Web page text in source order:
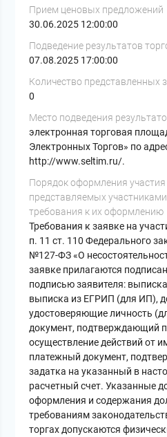
Прием ценовых предложений
30.06.2025 12:00:00
Подведение результатов
07.08.2025 17:00:00
Количество представленных
0
Место подведения
электронная торговая
Электронных Торгов» по
http://www.seltim.ru/.
Порядок оформления участия
представляемых
требования к их оформлению
Требования к заявке на
п. 11 ст. 110 Федерального
№127-ФЗ «О
заявке прилагаются
подписью заявителя:
выписка из ЕГРИП (для ИП),
удостоверяющие личность
документ, подтверждающий
осуществление действий от
платежный документ,
задатка на указанный в
расчетный счет. Указанные
оформления и содержания
требованиям
торгах допускаются